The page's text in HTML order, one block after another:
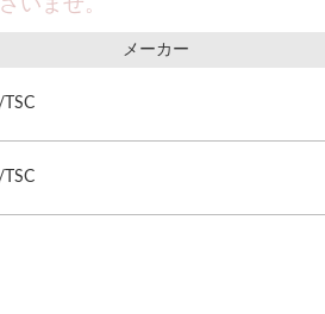
いませ。
メーカー
TSC
TSC